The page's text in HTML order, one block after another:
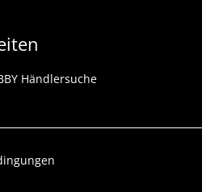
Händlersuche